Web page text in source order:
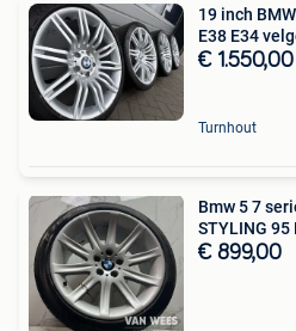
19 inch
E38 E34
€ 1.550,00
Turnhout
Bmw 5 7
STYLING 95
€ 899,00